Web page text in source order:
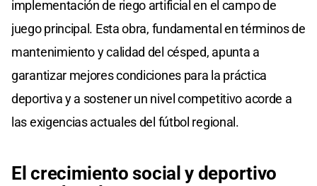
implementación de riego artificial en el campo de
juego principal. Esta obra, fundamental en términos de
mantenimiento y calidad del césped, apunta a
garantizar mejores condiciones para la práctica
deportiva y a sostener un nivel competitivo acorde a
las exigencias actuales del fútbol regional.
El crecimiento social y deportivo